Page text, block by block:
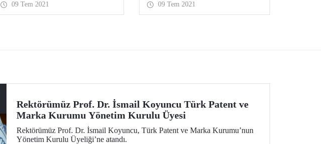
Liseleri, Mesleki ve Teknik Anadolu
Liseleri ve Güzel Sanatlar Liseleri ile
09 Tem 2021
ticarileştirme başarısı üzerine kısa bir
söyleşi yaptık.
09 Tem 2021
Rektörümüz Prof. Dr. İsmail Koyuncu Türk Patent ve
Marka Kurumu Yönetim Kurulu Üyesi
Rektörümüz Prof. Dr. İsmail Koyuncu, Türk Patent ve Marka Kurumu’nun
Yönetim Kurulu Üyeliği’ne atandı.